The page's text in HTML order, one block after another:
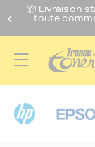
📦 Livraison
toute